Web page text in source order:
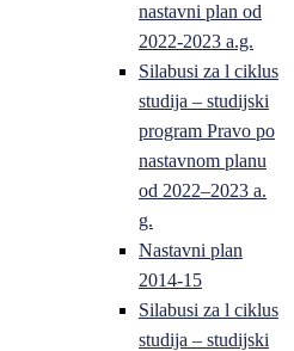
nastavni plan od
2022-2023 a.g.
Silabusi za l ciklus
studija – studijski
program Pravo po
nastavnom planu
od 2022–2023 a.
g.
Nastavni plan
2014-15
Silabusi za l ciklus
studija – studijski